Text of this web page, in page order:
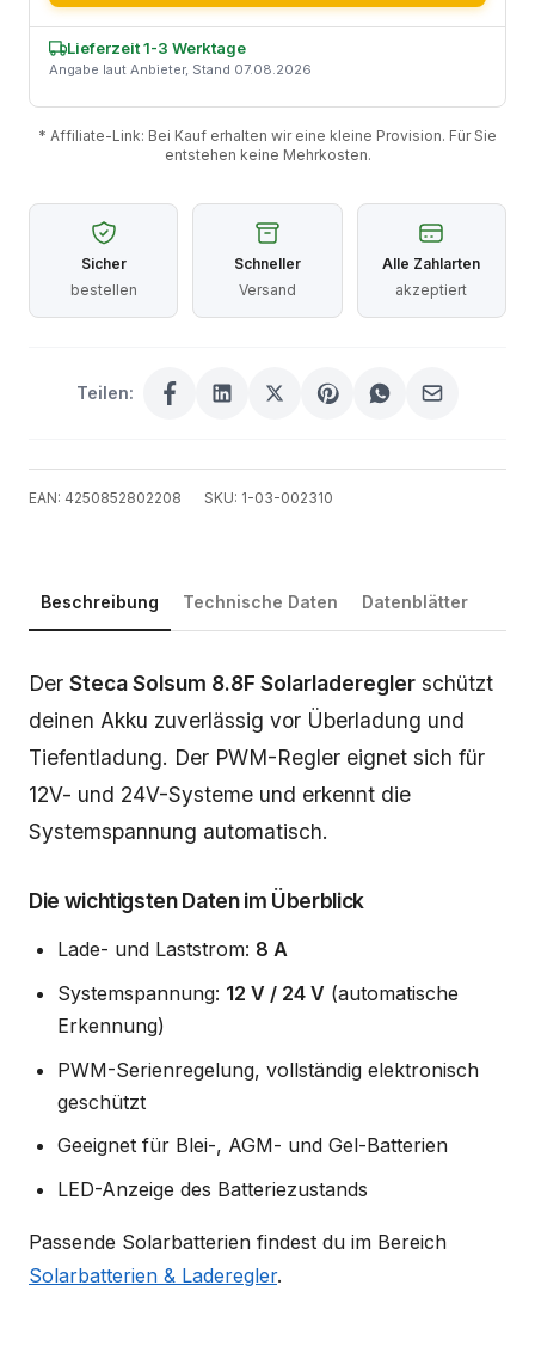
Lieferzeit 1-3 Werktage
Angabe laut Anbieter, Stand 07.08.2026
* Affiliate-Link: Bei Kauf erhalten wir eine kleine Provision. Für Sie
entstehen keine Mehrkosten.
Sicher
bestellen
Schneller
Versand
Alle Zahlarten
akzeptiert
Teilen:
EAN: 4250852802208 SKU: 1-03-002310
Beschreibung Technische Daten Datenblätter
Beschreibung
Der Steca Solsum 8.8F Solarladeregler schützt
deinen Akku zuverlässig vor Überladung und
Tiefentladung. Der PWM-Regler eignet sich für
12V- und 24V-Systeme und erkennt die
Systemspannung automatisch.
Die wichtigsten Daten im Überblick
Lade- und Laststrom: 8 A
Systemspannung: 12 V / 24 V (automatische
Erkennung)
PWM-Serienregelung, vollständig elektronisch
geschützt
Geeignet für Blei-, AGM- und Gel-Batterien
LED-Anzeige des Batteriezustands
Passende Solarbatterien findest du im Bereich
Solarbatterien & Laderegler.